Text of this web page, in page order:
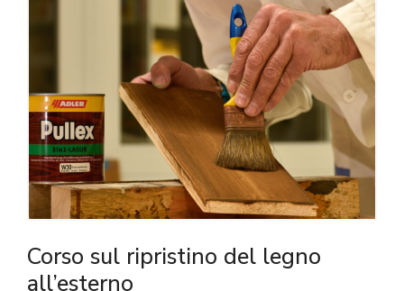
Corso sul ripristino del legno
all’esterno